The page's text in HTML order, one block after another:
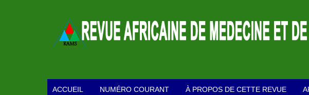
ACCUEIL NUMÉRO COURANT À PROPOS DE CETTE REVUE